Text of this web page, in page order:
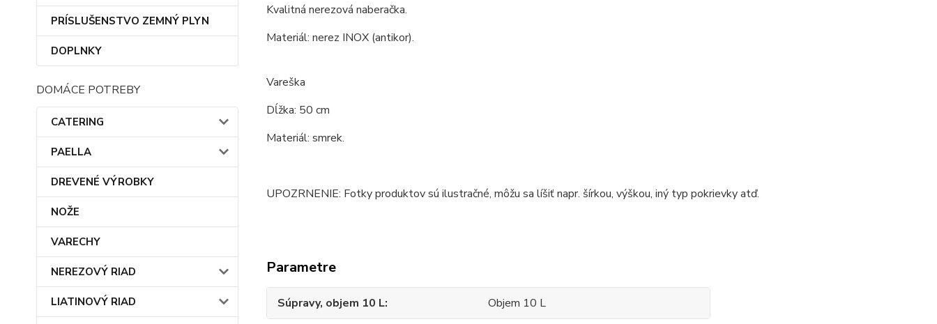
PRÍSLUŠENSTVO ZEMNÝ PLYN
DOPLNKY
DOMÁCE POTREBY
CATERING
PAELLA
DREVENÉ VÝROBKY
NOŽE
VARECHY
NEREZOVÝ RIAD
LIATINOVÝ RIAD
Kvalitná nerezová naberačka.
Materiál: nerez INOX (antikor).
Vareška
Dĺžka: 50 cm
Materiál: smrek.
UPOZRNENIE: Fotky produktov sú ilustračné, môžu sa líšiť napr. šírkou, výškou, iný typ pokrievky atď.
Parametre
Súpravy, objem 10 L Objem 10 L